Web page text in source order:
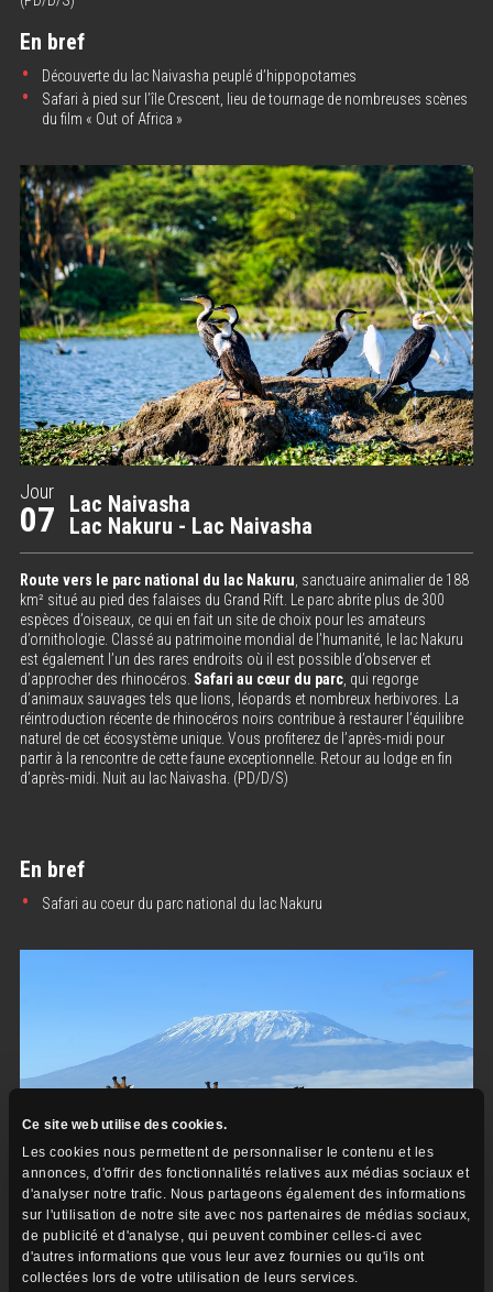
Ce site web utilise des cookies.
Les cookies nous permettent de personnaliser le contenu et les
annonces, d'offrir des fonctionnalités relatives aux médias sociaux et
d'analyser notre trafic. Nous partageons également des informations
sur l'utilisation de notre site avec nos partenaires de médias sociaux,
de publicité et d'analyse, qui peuvent combiner celles-ci avec
d'autres informations que vous leur avez fournies ou qu'ils ont
collectées lors de votre utilisation de leurs services.
En bref
Découverte du lac Naivasha peuplé d’hippopotames
Safari à pied sur l’île Crescent, lieu de tournage de nombreuses scènes
du film « Out of Africa »
Jour
07
Lac Naivasha
Lac Nakuru - Lac Naivasha
Route vers le parc national du lac Nakuru , sanctuaire animalier de 188
km² situé au pied des falaises du Grand Rift. Le parc abrite plus de 300
espèces d’oiseaux, ce qui en fait un site de choix pour les amateurs
d’ornithologie. Classé au patrimoine mondial de l’humanité, le lac Nakuru
est également l’un des rares endroits où il est possible d’observer et
d’approcher des rhinocéros. Safari au cœur du parc , qui regorge
d’animaux sauvages tels que lions, léopards et nombreux herbivores. La
réintroduction récente de rhinocéros noirs contribue à restaurer l’équilibre
naturel de cet écosystème unique. Vous profiterez de l’après-midi pour
partir à la rencontre de cette faune exceptionnelle. Retour au lodge en fin
d’après-midi. Nuit au lac Naivasha. (PD/D/S)
En bref
Safari au coeur du parc national du lac Nakuru
Jour